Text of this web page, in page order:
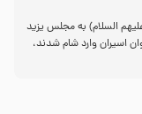
السلام) به مجلس یزید
اسیران وارد شام شدند،